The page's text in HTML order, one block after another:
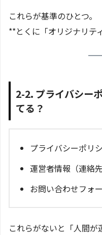
これらが基準のひとつ。
**とくに「オリジナリテ
2-2. プライバシー
てる？
プライバシーポリ
運営者情報（連絡先
お問い合わせフォ
これらがないと「人間